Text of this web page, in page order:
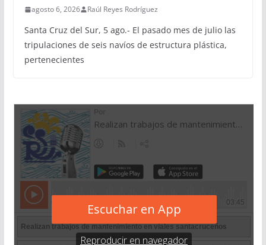
agosto 6, 2026 Raúl Reyes Rodríguez
Santa Cruz del Sur, 5 ago.- El pasado mes de julio las
tripulaciones de seis navíos de estructura plástica,
pertenecientes